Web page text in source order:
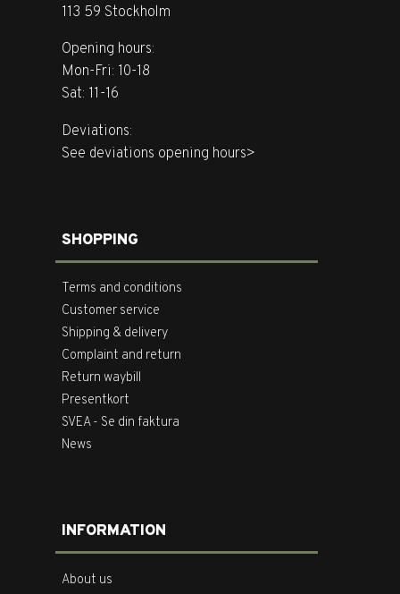
113 59 Stockholm
Opening hours:
Mon-Fri: 10-18
Sat: 11-16
Deviations:
See deviations opening hours>
SHOPPING
Terms and conditions
Customer service
Shipping & delivery
Complaint and return
Return waybill
Presentkort
SVEA - Se din faktura
News
INFORMATION
About us